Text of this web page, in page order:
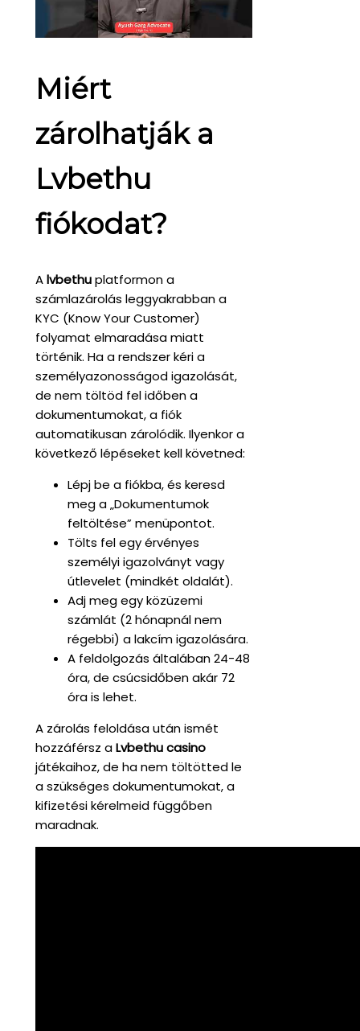
Miért
zárolhatják a
Lvbethu
fiókodat?
Alvbethuplatformon a
számlazárolás leggyakrabban a
KYC (Know Your Customer)
folyamat elmaradása miatt
történik. Ha a rendszer kéri a
személyazonosságod igazolását,
de nem töltöd fel időben a
dokumentumokat, a fiók
automatikusan zárolódik. Ilyenkor a
következő lépéseket kell követned:
Lépj be a fiókba, és keresd
meg a „Dokumentumok
feltöltése” menüpontot.
Tölts fel egy érvényes
személyi igazolványt vagy
útlevelet (mindkét oldalát).
Adj meg egy közüzemi
számlát (2 hónapnál nem
régebbi) a lakcím igazolására.
A feldolgozás általában 24-48
óra, de csúcsidőben akár 72
óra is lehet.
A zárolás feloldása után ismét
hozzáférsz aLvbethu casino
játékaihoz, de ha nem töltötted le
a szükséges dokumentumokat, a
kifizetési kérelmeid függőben
maradnak.